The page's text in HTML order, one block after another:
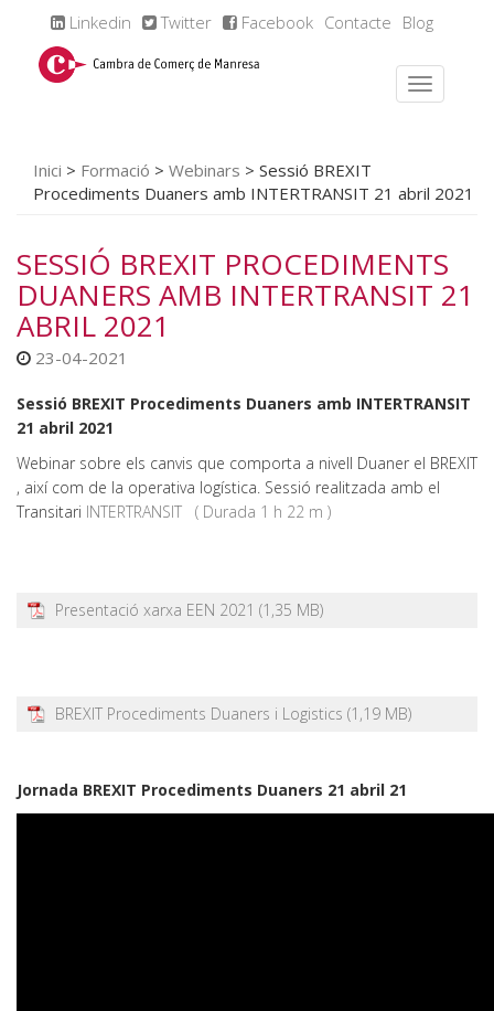
Linkedin Twitter Facebook Contacte Blog
Inici > Formació > Webinars > Sessió BREXIT
Procediments Duaners amb INTERTRANSIT 21 abril 2021
SESSIÓ BREXIT PROCEDIMENTS
DUANERS AMB INTERTRANSIT 21
ABRIL 2021
23-04-2021
Sessió BREXIT Procediments Duaners amb INTERTRANSIT
21 abril 2021
Webinar sobre els canvis que comporta a nivell Duaner el BREXIT
, així com de la operativa logística. Sessió realitzada amb el
Transitari INTERTRANSIT ( Durada 1 h 22 m )
Presentació xarxa EEN 2021
BREXIT Procediments Duaners i Logistics
Jornada BREXIT Procediments Duaners 21 abril 21